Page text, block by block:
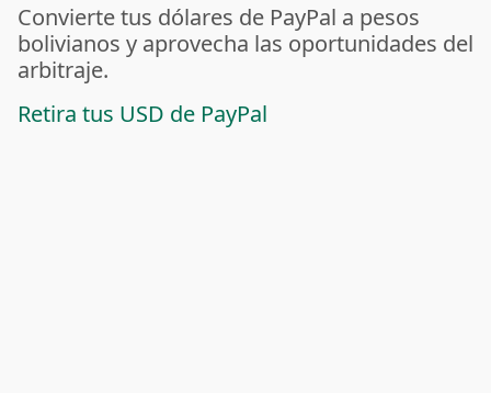
Convierte tus dólares de PayPal a pesos
bolivianos y aprovecha las oportunidades del
arbitraje.
Retira tus USD de PayPal